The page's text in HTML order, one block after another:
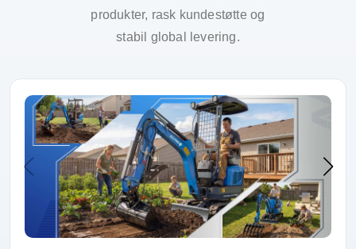
produkter, rask kundestøtte og
stabil global levering.